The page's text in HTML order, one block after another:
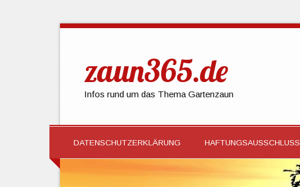
zaun365.de
Infos rund um das Thema Gartenzaun
DATENSCHUTZERKLÄRUNG HAFTUNGSAUSSCHLUSS